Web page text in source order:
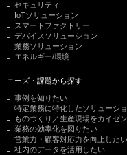
セキュリティ
IoTソリューション
スマートファクトリー
デバイスソリューション
業務ソリューション
エネルギー/環境
ニーズ・課題から探す
事例を知りたい
特定業務に特化したソリューシ
ものづくり／生産現場をカイゼ
業務の効率化を図りたい
営業力・顧客対応力を向上したい
社内のデータを活用したい